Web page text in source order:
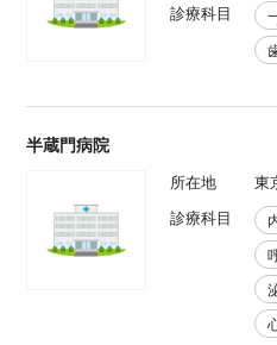
診療科目
半蔵門病院
所在地
東
診療科目